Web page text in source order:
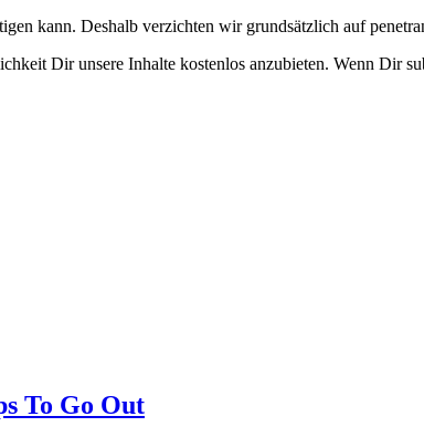
kann. Deshalb verzichten wir grundsätzlich auf
Dir unsere Inhalte kostenlos anzubieten. Wenn Dir
To Go Out